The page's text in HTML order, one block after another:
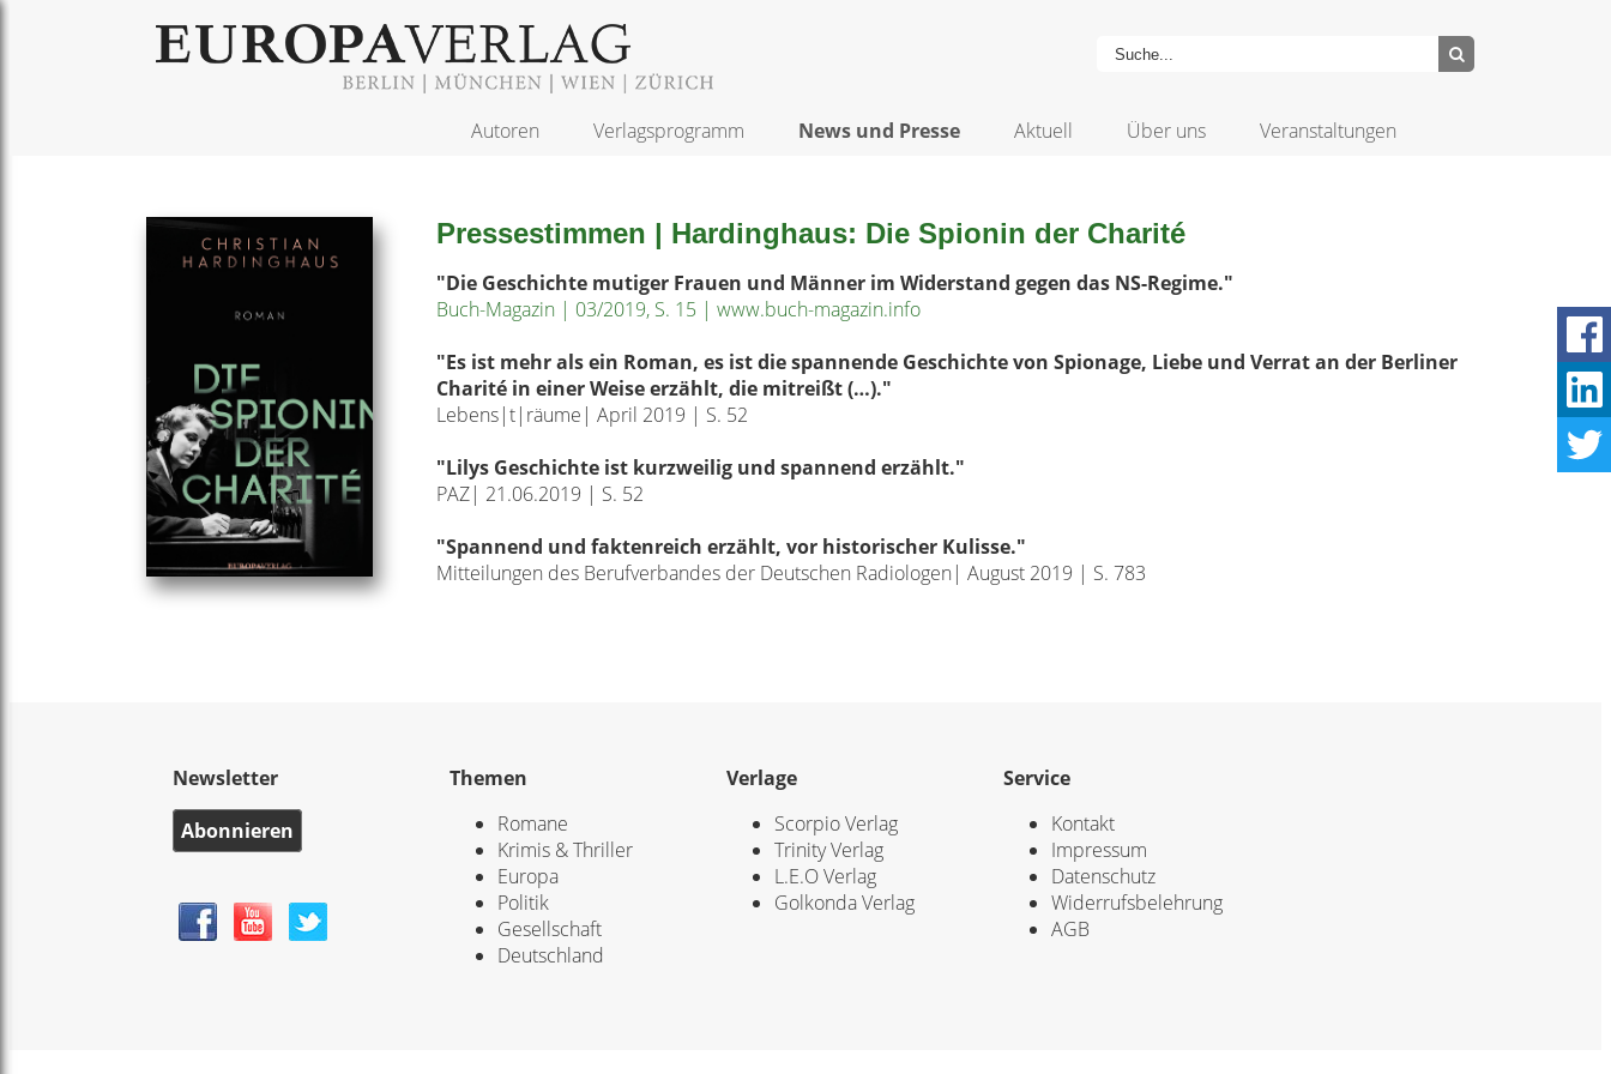
Autoren Verlagsprogramm News und Presse Aktuell Über uns Veranstaltungen
Pressestimmen | Hardinghaus: Die Spionin der Charité
"Die Geschichte mutiger Frauen und Männer im Widerstand gegen das NS-Regime."
Buch-Magazin | 03/2019, S. 15 | www.buch-magazin.info
"Es ist mehr als ein Roman, es ist die spannende Geschichte von Spionage, Liebe und Verrat an der Berliner
Charité in einer Weise erzählt, die mitreißt (…)."
Lebens|t|räume| April 2019 | S. 52
"Lilys Geschichte ist kurzweilig und spannend erzählt."
PAZ| 21.06.2019 | S. 52
"Spannend und faktenreich erzählt, vor historischer Kulisse."
Mitteilungen des Berufverbandes der Deutschen Radiologen| August 2019 | S. 783
Newsletter
Abonnieren
Themen
Romane
Krimis & Thriller
Europa
Politik
Gesellschaft
Deutschland
Verlage
Scorpio Verlag
Trinity Verlag
L.E.O Verlag
Golkonda Verlag
Service
Kontakt
Impressum
Datenschutz
Widerrufsbelehrung
AGB